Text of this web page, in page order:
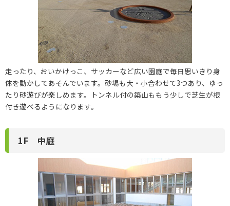
走ったり、おいかけっこ、サッカーなど広い園庭で毎日思いきり身
体を動かしてあそんでいます。砂場も大・小合わせて3つあり、ゆっ
たり砂遊びが楽しめます。トンネル付の築山ももう少しで芝生が根
付き遊べるようになります。
1F 中庭